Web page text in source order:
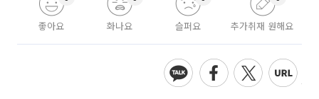
좋아요 화나요 슬퍼요 추가취재 원해요